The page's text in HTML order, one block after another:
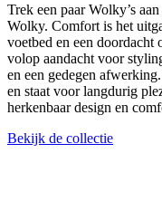
Trek een paar Wolky’s
Wolky. Comfort is het
voetbed en een doordacht
volop aandacht voor
en een gedegen
en staat voor langdurig
herkenbaar design en
Bekijk de collectie